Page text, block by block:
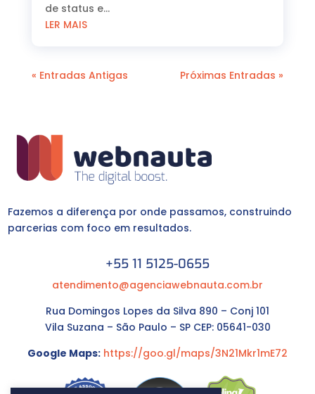
de status e...
LER MAIS
« Entradas Antigas Próximas Entradas »
Fazemos a diferença por onde passamos, construindo
parcerias com foco em resultados.
+55 11 5125-0655
atendimento@agenciawebnauta.com.br
Rua Domingos Lopes da Silva 890 – Conj 101
Vila Suzana – São Paulo – SP CEP: 05641-030
Google Maps: https://goo.gl/maps/3N21Mkr1mE72